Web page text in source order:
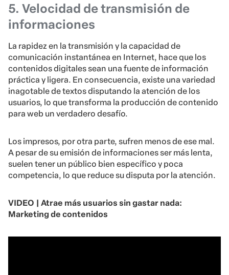
5. Velocidad de transmisión de
informaciones
La rapidez en la transmisión y la capacidad de
comunicación instantánea en Internet, hace que los
contenidos digitales sean una fuente de información
práctica y ligera. En consecuencia, existe una variedad
inagotable de textos disputando la atención de los
usuarios, lo que transforma la producción de contenido
para web un verdadero desafío.
Los impresos, por otra parte, sufren menos de ese mal.
A pesar de su emisión de informaciones ser más lenta,
suelen tener un público bien específico y poca
competencia, lo que reduce su disputa por la atención.
VIDEO | Atrae más usuarios sin gastar nada:
Marketing de contenidos